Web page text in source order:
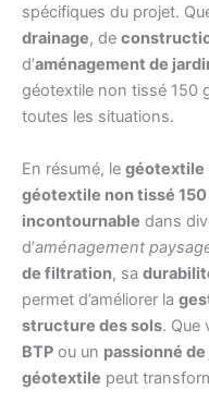
spécifiques du projet.
drainage, de
d’aménagement de
géotextile non tissé 150
toutes les situations.
En résumé, le géotextile
géotextile non tissé 150
incontournable dans
d’aménagement
de filtration, sa
permet d’améliorer la
structure des sols. Que
BTP ou un passionné
géotextile peut